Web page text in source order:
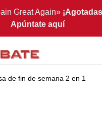
Great Again»
Apúntate aquí
de fin de semana 2 en 1